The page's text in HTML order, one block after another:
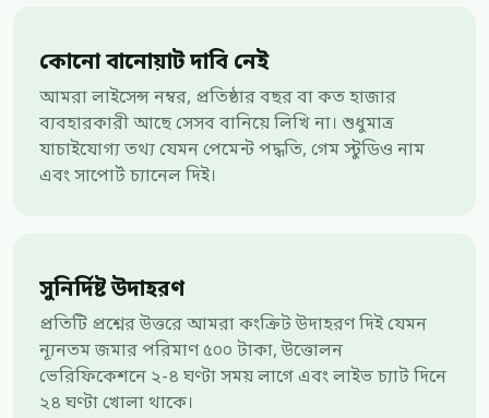
কোনো বানোয়াট দাবি নেই
আমরা লাইসেন্স নম্বর, প্রতিষ্ঠার বছর বা কত হাজার
ব্যবহারকারী আছে সেসব বানিয়ে লিখি না। শুধুমাত্র
যাচাইযোগ্য তথ্য যেমন পেমেন্ট পদ্ধতি, গেম স্টুডিও নাম
এবং সাপোর্ট চ্যানেল দিই।
সুনির্দিষ্ট উদাহরণ
প্রতিটি প্রশ্নের উত্তরে আমরা কংক্রিট উদাহরণ দিই যেমন
ন্যূনতম জমার পরিমাণ ৫০০ টাকা, উত্তোলন
ভেরিফিকেশনে ২-৪ ঘণ্টা সময় লাগে এবং লাইভ চ্যাট দিনে
২৪ ঘণ্টা খোলা থাকে।